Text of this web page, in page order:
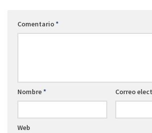
Comentario*
Nombre* Correo
Web